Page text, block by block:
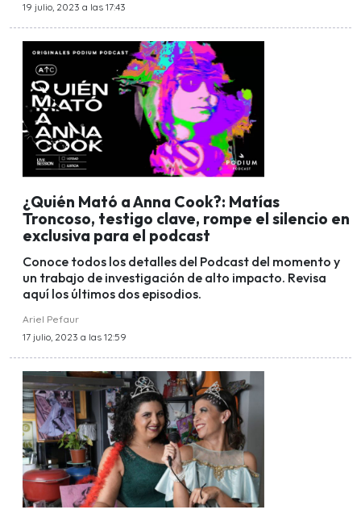
19 julio, 2023 a las 17:43
¿Quién Mató a Anna Cook?: Matías
Troncoso, testigo clave, rompe el silencio en
exclusiva para el podcast
Conoce todos los detalles del Podcast del momento y
un trabajo de investigación de alto impacto. Revisa
aquí los últimos dos episodios.
Ariel Pefaur
17 julio, 2023 a las 12:59